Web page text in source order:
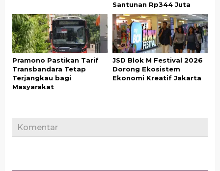
Santunan Rp344 Juta
Pramono Pastikan Tarif
Transbandara Tetap
Terjangkau bagi
Masyarakat
JSD Blok M Festival 2026
Dorong Ekosistem
Ekonomi Kreatif Jakarta
Komentar